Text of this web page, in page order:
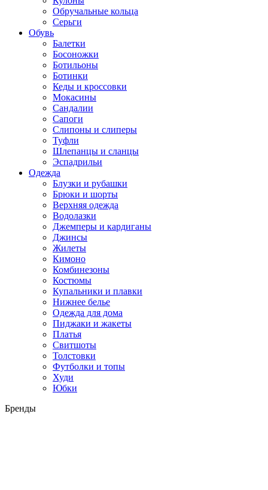
Обручальные кольца
Серьги
Обувь
Балетки
Босоножки
Ботильоны
Ботинки
Кеды и кроссовки
Мокасины
Сандалии
Сапоги
Слипоны и слиперы
Туфли
Шлепанцы и сланцы
Эспадрильи
Одежда
Блузки и рубашки
Брюки и шорты
Верхняя одежда
Водолазки
Джемперы и кардиганы
Джинсы
Жилеты
Кимоно
Комбинезоны
Костюмы
Купальники и плавки
Нижнее белье
Одежда для дома
Пиджаки и жакеты
Платья
Свитшоты
Толстовки
Футболки и топы
Худи
Юбки
Бренды